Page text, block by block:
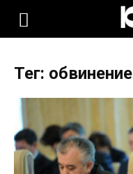
KLOOP.KG
Новости
Тег: обвинение